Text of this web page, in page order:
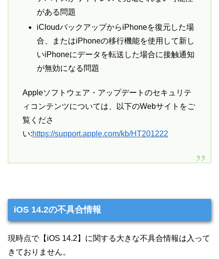
がある問題
iCloudバックアップからiPhoneを復元した場
合、またはiPhoneの移行機能を使用して新し
いiPhoneにデータを転送した場合に接触通知
が無効になる問題
Appleソフトウェア・アップデートのセキュリテ
ィコンテンツについては、以下のWebサイトをご
覧くださ
い:https://support.apple.com/kb/HT201222
iOS 14.2の不具合情報
現時点で【iOS 14.2】に関する大きな不具合情報は入って
きておりません。